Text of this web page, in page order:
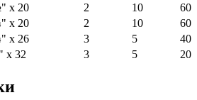
x 20 2 10
60
x 20 2 10
60
x 26 3 5
40
x 32 3 5 20